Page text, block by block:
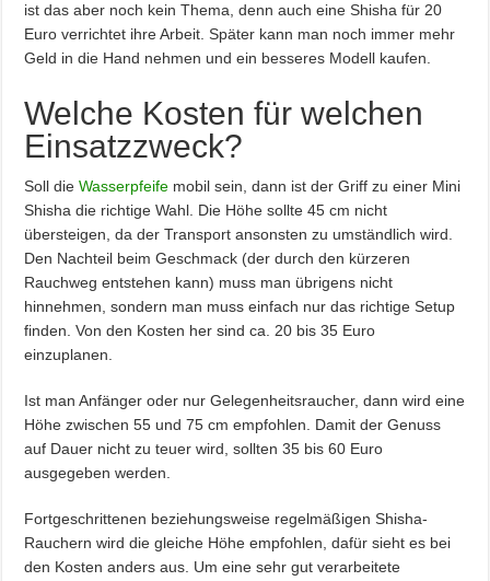
ist das aber noch kein Thema, denn auch eine Shisha für 20
Euro verrichtet ihre Arbeit. Später kann man noch immer mehr
Geld in die Hand nehmen und ein besseres Modell kaufen.
Welche Kosten für welchen
Einsatzzweck?
Soll dieWasserpfeife mobil sein, dann ist der Griff zu einer Mini
Shisha die richtige Wahl. Die Höhe sollte 45 cm nicht
übersteigen, da der Transport ansonsten zu umständlich wird.
Den Nachteil beim Geschmack (der durch den kürzeren
Rauchweg entstehen kann) muss man übrigens nicht
hinnehmen, sondern man muss einfach nur das richtige Setup
finden. Von den Kosten her sind ca. 20 bis 35 Euro
einzuplanen.
Ist man Anfänger oder nur Gelegenheitsraucher, dann wird eine
Höhe zwischen 55 und 75 cm empfohlen. Damit der Genuss
auf Dauer nicht zu teuer wird, sollten 35 bis 60 Euro
ausgegeben werden.
Fortgeschrittenen beziehungsweise regelmäßigen Shisha-
Rauchern wird die gleiche Höhe empfohlen, dafür sieht es bei
den Kosten anders aus. Um eine sehr gut verarbeitete